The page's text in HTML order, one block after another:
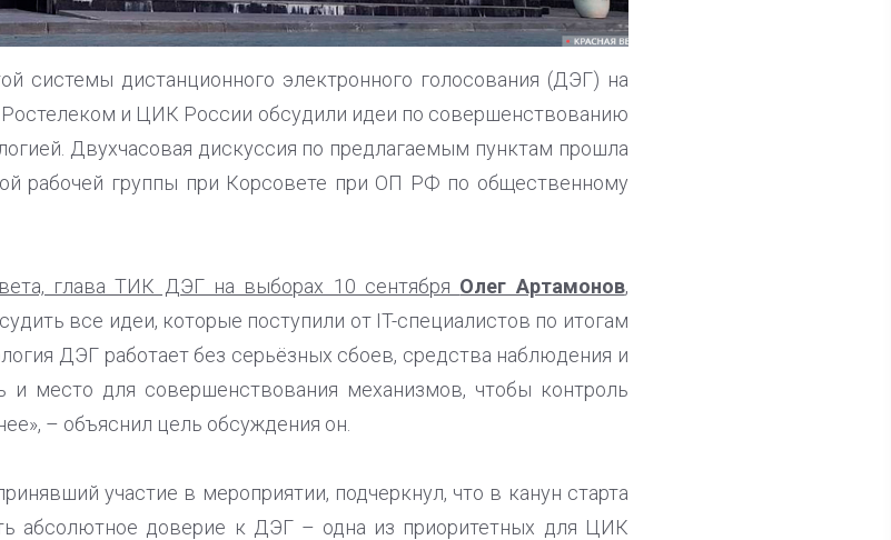
системы дистанционного электронного голосования (ДЭГ) на
Ростелеком и ЦИК России обсудили идеи по совершенствованию
Двухчасовая дискуссия по предлагаемым пунктам прошла
рабочей группы при Корсовете при ОП РФ по общественному
глава ТИК ДЭГ на выборах 10 сентября Олег Артамонов,
все идеи, которые поступили от IT-специалистов по итогам
ДЭГ работает без серьёзных сбоев, средства наблюдения и
и место для совершенствования механизмов, чтобы контроль
– объяснил цель обсуждения он.
участие в мероприятии, подчеркнул, что в канун старта
абсолютное доверие к ДЭГ – одна из приоритетных для ЦИК